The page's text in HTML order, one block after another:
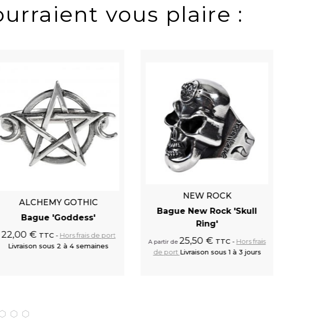
vous plaire :
ALCHEMY GOTHIC
Bague 'Goddess'
22,00 € TTC
Hors frais de port
Livraison sous 2 à 4 semaines
NEW ROCK
Bague New Rock 'Skull
Ring'
A partir de 25,50 € TTC
Hors frais
de port Livraison sous 1 à 3 jours